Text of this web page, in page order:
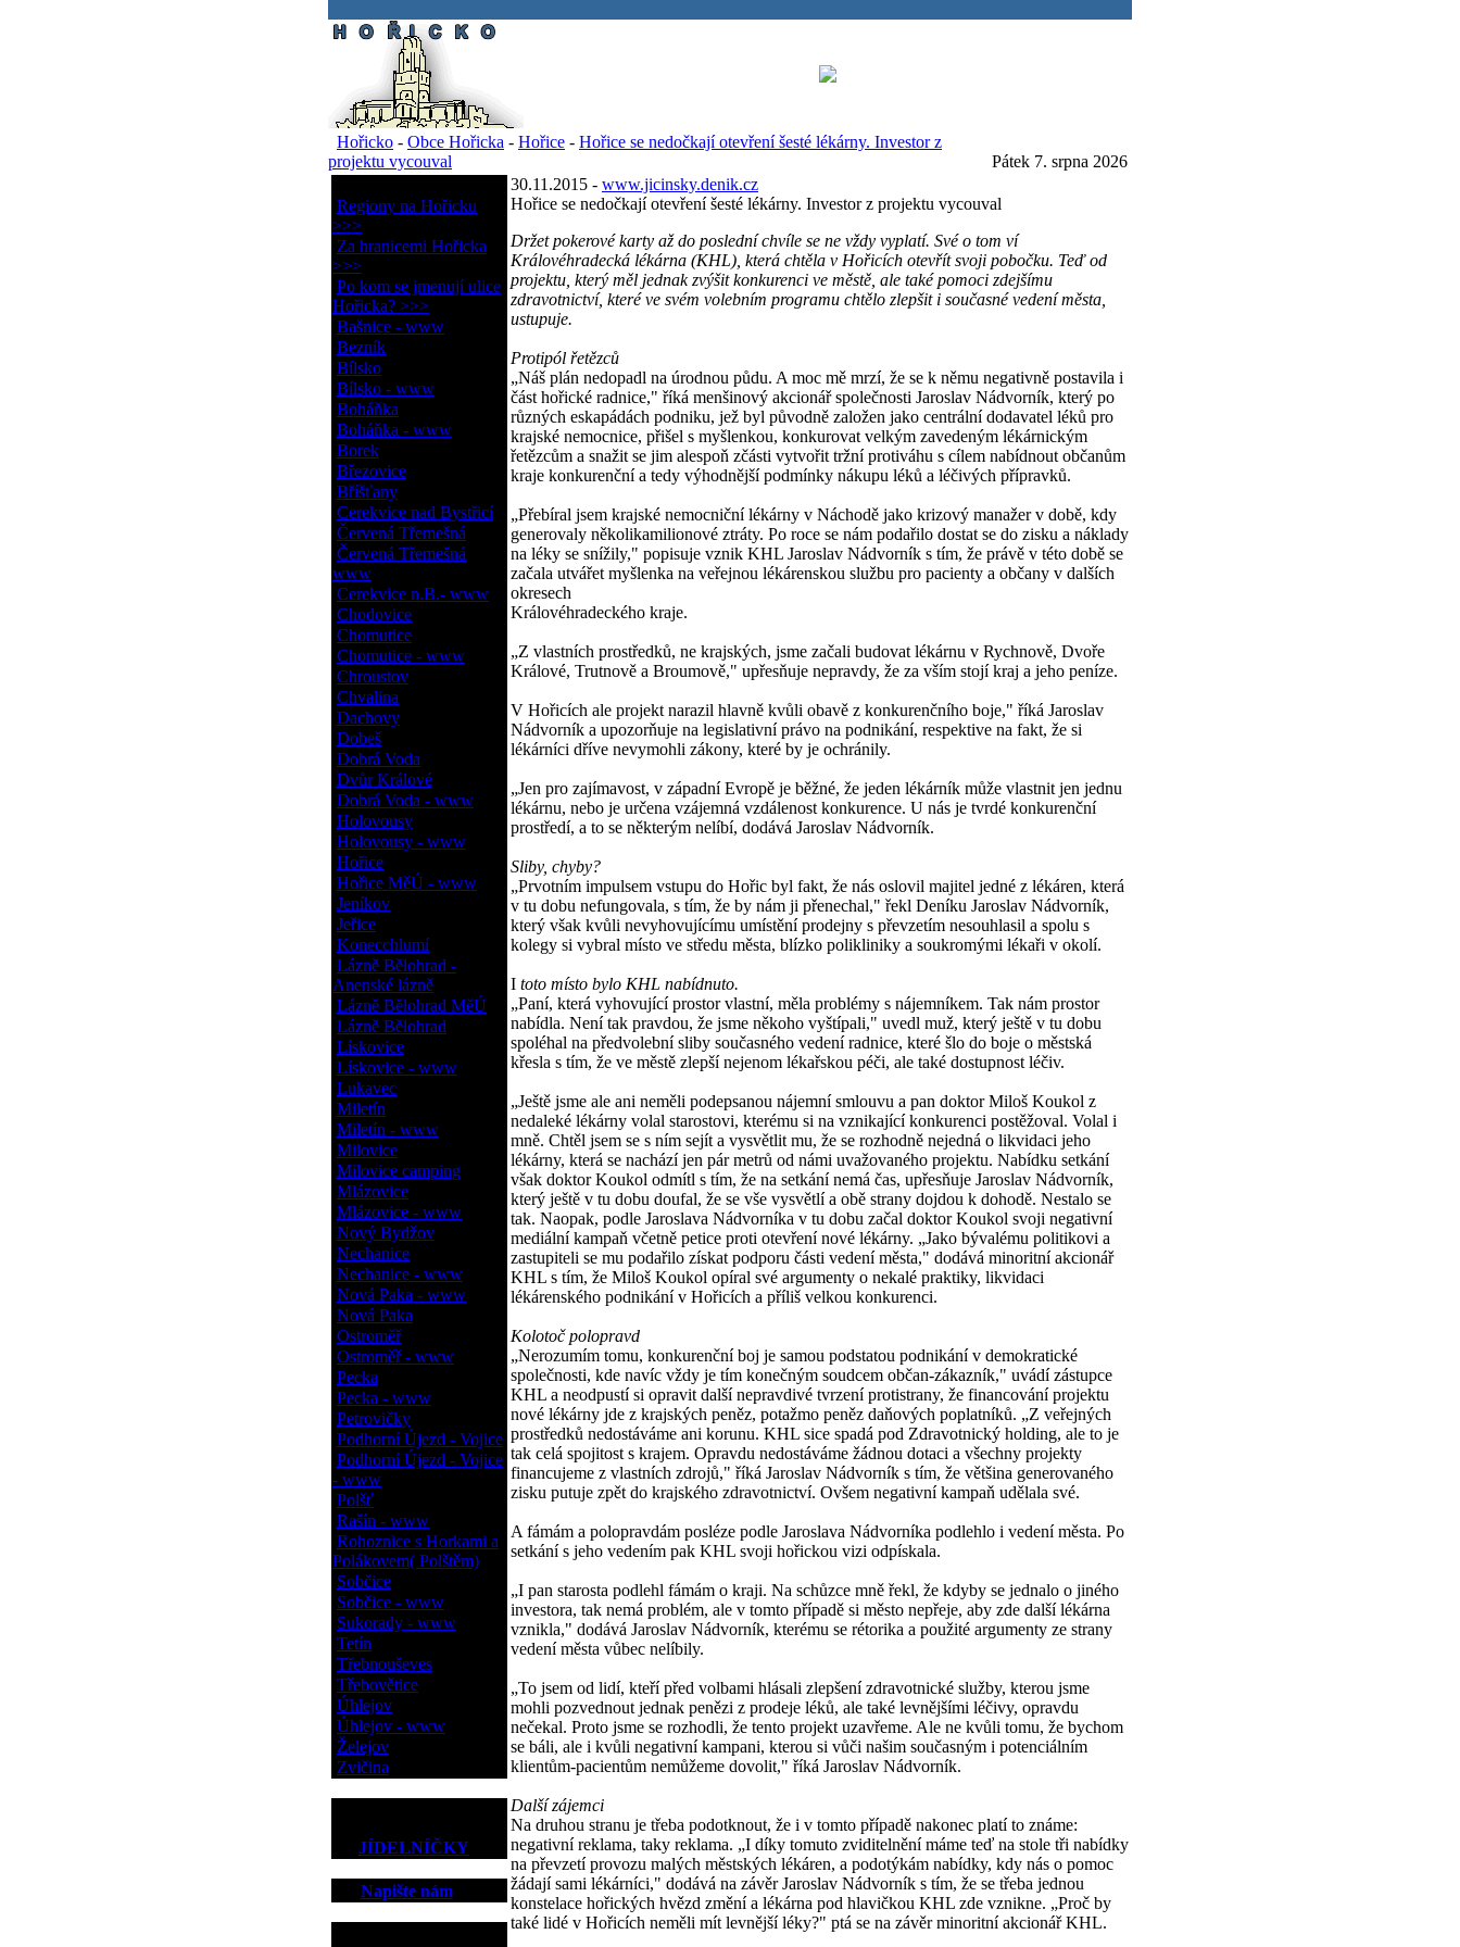
Hořicko - Obce Hořicka - Hořice - Hořice se nedočkají otevření šesté lékárny. Investor z
projektu vycouval
Pátek 7. srpna 2026
Regiony na Hořicku
>>>
Za hranicemi Hořicka
>>>
Po kom se jmenují ulice
Hořicka? >>>
Bašnice - www
Bezník
Bílsko
Bílsko - www
Boháňka
Boháňka - www
Borek
Březovice
Bříšťany
Cerekvice nad Bystřicí
Červená Třemešná
Červená Třemešná
www
Cerekvice n.B.- www
Chodovice
Chomutice
Chomutice - www
Chroustov
Chvalina
Dachovy
Dobeš
Dobrá Voda
Dvůr Králové
Dobrá Voda - www
Holovousy
Holovousy - www
Hořice
Hořice MěÚ - www
Jeníkov
Jeřice
Konecchlumí
Lázně Bělohrad -
Anenské lázně
Lázně Bělohrad MěÚ
Lázně Bělohrad
Lískovice
Lískovice - www
Lukavec
Miletín
Miletín - www
Milovice
Milovice camping
Mlázovice
Mlázovice - www
Nový Bydžov
Nechanice
Nechanice - www
Nová Paka - www
Nová Paka
Ostroměř
Ostroměř - www
Pecka
Pecka - www
Petrovičky
Podhorní Újezd - Vojice
Podhorní Újezd - Vojice
- www
Polšť
Rašín - www
Rohoznice s Horkami a
Polákovem( Polštěm)
Sobčice
Sobčice - www
Sukorady - www
Tetín
Třebnouševes
Třebovětice
Úhlejov
Úhlejov - www
Želejov
Zvičina
JÍDELNÍČKY
Napište nám
30.11.2015 - www.jicinsky.denik.cz
Hořice se nedočkají otevření šesté lékárny. Investor z projektu vycouval
Držet pokerové karty až do poslední chvíle se ne vždy vyplatí. Své o tom ví
Královéhradecká lékárna (KHL), která chtěla v Hořicích otevřít svoji pobočku. Teď od
projektu, který měl jednak zvýšit konkurenci ve městě, ale také pomoci zdejšímu
zdravotnictví, které ve svém volebním programu chtělo zlepšit i současné vedení města,
ustupuje.
Protipól řetězců
„Náš plán nedopadl na úrodnou půdu. A moc mě mrzí, že se k němu negativně postavila i
část hořické radnice," říká menšinový akcionář společnosti Jaroslav Nádvorník, který po
různých eskapádách podniku, jež byl původně založen jako centrální dodavatel léků pro
krajské nemocnice, přišel s myšlenkou, konkurovat velkým zavedeným lékárnickým
řetězcům a snažit se jim alespoň zčásti vytvořit tržní protiváhu s cílem nabídnout občanům
kraje konkurenční a tedy výhodnější podmínky nákupu léků a léčivých přípravků.
„Přebíral jsem krajské nemocniční lékárny v Náchodě jako krizový manažer v době, kdy
generovaly několikamilionové ztráty. Po roce se nám podařilo dostat se do zisku a náklady
na léky se snížily," popisuje vznik KHL Jaroslav Nádvorník s tím, že právě v této době se
začala utvářet myšlenka na veřejnou lékárenskou službu pro pacienty a občany v dalších
okresech
Královéhradeckého kraje.
„Z vlastních prostředků, ne krajských, jsme začali budovat lékárnu v Rychnově, Dvoře
Králové, Trutnově a Broumově," upřesňuje nepravdy, že za vším stojí kraj a jeho peníze.
V Hořicích ale projekt narazil hlavně kvůli obavě z konkurenčního boje," říká Jaroslav
Nádvorník a upozorňuje na legislativní právo na podnikání, respektive na fakt, že si
lékárníci dříve nevymohli zákony, které by je ochránily.
„Jen pro zajímavost, v západní Evropě je běžné, že jeden lékárník může vlastnit jen jednu
lékárnu, nebo je určena vzájemná vzdálenost konkurence. U nás je tvrdé konkurenční
prostředí, a to se některým nelíbí, dodává Jaroslav Nádvorník.
Sliby, chyby?
„Prvotním impulsem vstupu do Hořic byl fakt, že nás oslovil majitel jedné z lékáren, která
v tu dobu nefungovala, s tím, že by nám ji přenechal," řekl Deníku Jaroslav Nádvorník,
který však kvůli nevyhovujícímu umístění prodejny s převzetím nesouhlasil a spolu s
kolegy si vybral místo ve středu města, blízko polikliniky a soukromými lékaři v okolí.
I toto místo bylo KHL nabídnuto.
„Paní, která vyhovující prostor vlastní, měla problémy s nájemníkem. Tak nám prostor
nabídla. Není tak pravdou, že jsme někoho vyštípali," uvedl muž, který ještě v tu dobu
spoléhal na předvolební sliby současného vedení radnice, které šlo do boje o městská
křesla s tím, že ve městě zlepší nejenom lékařskou péči, ale také dostupnost léčiv.
„Ještě jsme ale ani neměli podepsanou nájemní smlouvu a pan doktor Miloš Koukol z
nedaleké lékárny volal starostovi, kterému si na vznikající konkurenci postěžoval. Volal i
mně. Chtěl jsem se s ním sejít a vysvětlit mu, že se rozhodně nejedná o likvidaci jeho
lékárny, která se nachází jen pár metrů od námi uvažovaného projektu. Nabídku setkání
však doktor Koukol odmítl s tím, že na setkání nemá čas, upřesňuje Jaroslav Nádvorník,
který ještě v tu dobu doufal, že se vše vysvětlí a obě strany dojdou k dohodě. Nestalo se
tak. Naopak, podle Jaroslava Nádvorníka v tu dobu začal doktor Koukol svoji negativní
mediální kampaň včetně petice proti otevření nové lékárny. „Jako bývalému politikovi a
zastupiteli se mu podařilo získat podporu části vedení města," dodává minoritní akcionář
KHL s tím, že Miloš Koukol opíral své argumenty o nekalé praktiky, likvidaci
lékárenského podnikání v Hořicích a příliš velkou konkurenci.
Kolotoč polopravd
„Nerozumím tomu, konkurenční boj je samou podstatou podnikání v demokratické
společnosti, kde navíc vždy je tím konečným soudcem občan-zákazník," uvádí zástupce
KHL a neodpustí si opravit další nepravdivé tvrzení protistrany, že financování projektu
nové lékárny jde z krajských peněz, potažmo peněz daňových poplatníků. „Z veřejných
prostředků nedostáváme ani korunu. KHL sice spadá pod Zdravotnický holding, ale to je
tak celá spojitost s krajem. Opravdu nedostáváme žádnou dotaci a všechny projekty
financujeme z vlastních zdrojů," říká Jaroslav Nádvorník s tím, že většina generovaného
zisku putuje zpět do krajského zdravotnictví. Ovšem negativní kampaň udělala své.
A fámám a polopravdám posléze podle Jaroslava Nádvorníka podlehlo i vedení města. Po
setkání s jeho vedením pak KHL svoji hořickou vizi odpískala.
„I pan starosta podlehl fámám o kraji. Na schůzce mně řekl, že kdyby se jednalo o jiného
investora, tak nemá problém, ale v tomto případě si město nepřeje, aby zde další lékárna
vznikla," dodává Jaroslav Nádvorník, kterému se rétorika a použité argumenty ze strany
vedení města vůbec nelíbily.
„To jsem od lidí, kteří před volbami hlásali zlepšení zdravotnické služby, kterou jsme
mohli pozvednout jednak penězi z prodeje léků, ale také levnějšími léčivy, opravdu
nečekal. Proto jsme se rozhodli, že tento projekt uzavřeme. Ale ne kvůli tomu, že bychom
se báli, ale i kvůli negativní kampani, kterou si vůči našim současným i potenciálním
klientům-pacientům nemůžeme dovolit," říká Jaroslav Nádvorník.
Další zájemci
Na druhou stranu je třeba podotknout, že i v tomto případě nakonec platí to známe:
negativní reklama, taky reklama. „I díky tomuto zviditelnění máme teď na stole tři nabídky
na převzetí provozu malých městských lékáren, a podotýkám nabídky, kdy nás o pomoc
žádají sami lékárníci," dodává na závěr Jaroslav Nádvorník s tím, že se třeba jednou
konstelace hořických hvězd změní a lékárna pod hlavičkou KHL zde vznikne. „Proč by
také lidé v Hořicích neměli mít levnější léky?" ptá se na závěr minoritní akcionář KHL.